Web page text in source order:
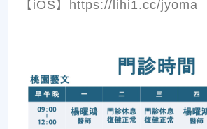
【iOS】https://lihi1.cc/jyoma